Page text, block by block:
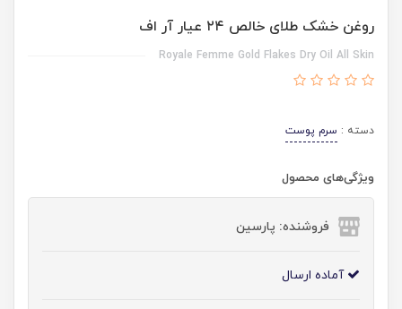
روغن خشک طلای خالص ٢٤ عیار آر اف
Royale Femme Gold Flakes Dry Oil All Skin
دسته : سرم پوست
ویژگی‌های محصول
فروشنده: پارسین
آماده ارسال